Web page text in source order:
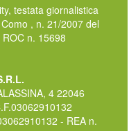
testata giornalistica
, n. 21/2007 del
n. 15698
4 22046
- REA n.